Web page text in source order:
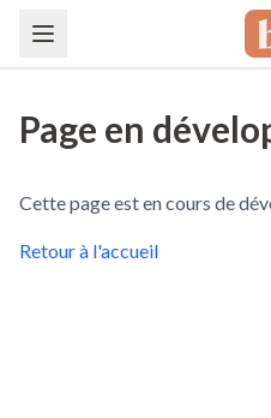
Page en
Cette page est en cours de
Retour à l'accueil